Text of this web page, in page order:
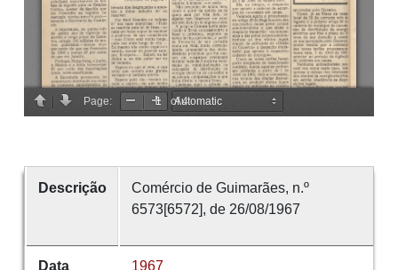
Descrição
Comércio de Guimarães, n.º
6573[6572], de 26/08/1967
Data 1967